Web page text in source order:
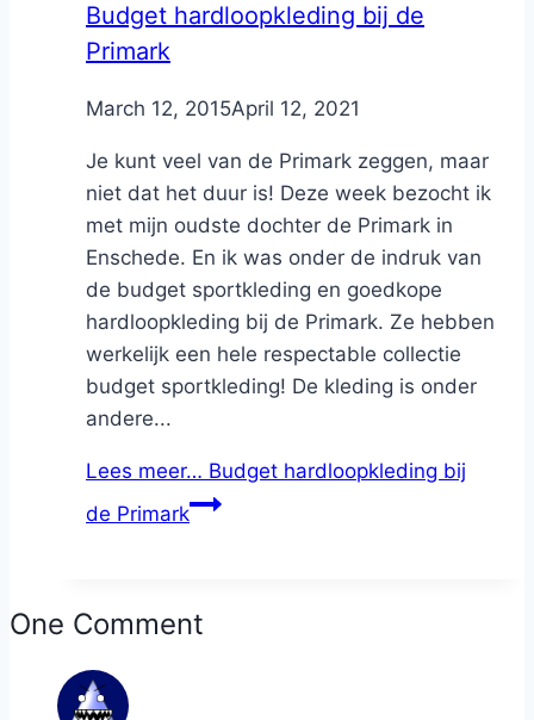
Budget hardloopkleding bij de
Primark
ByNicole
March 12, 2015April 12, 2021
Je kunt veel van de Primark zeggen, maar
niet dat het duur is! Deze week bezocht ik
met mijn oudste dochter de Primark in
Enschede. En ik was onder de indruk van
de budget sportkleding en goedkope
hardloopkleding bij de Primark. Ze hebben
werkelijk een hele respectable collectie
budget sportkleding! De kleding is onder
andere...
Lees meer… Budget hardloopkleding bij
de Primark
One Comment